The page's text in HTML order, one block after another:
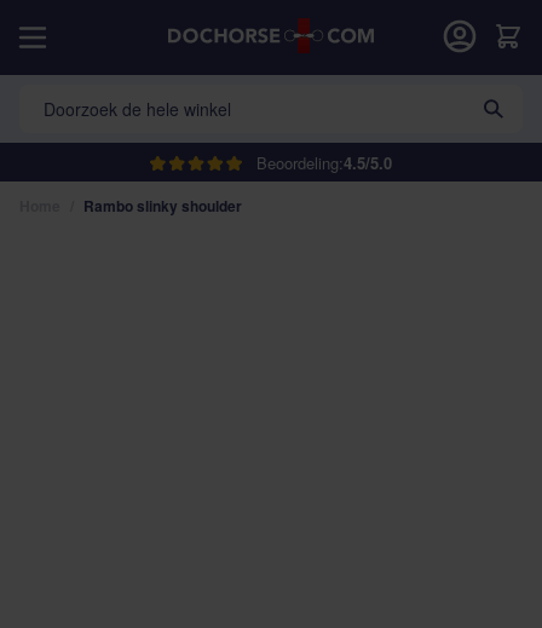
Beoordeling:4.5/5.0
Doorzoek de hele winkel
Cart
Rambo slinky shoulder